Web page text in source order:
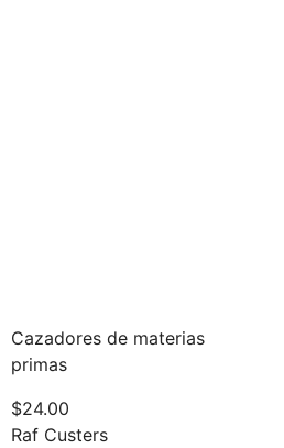
Cazadores de materias
primas
$24.00
Raf Custers